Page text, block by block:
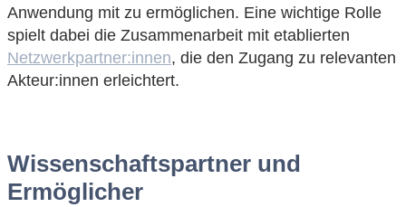
Anwendung mit zu ermöglichen. Eine wichtige Rolle
spielt dabei die Zusammenarbeit mit etablierten
Netzwerkpartner:innen, die den Zugang zu relevanten
Akteur:innen erleichtert.
Wissenschaftspartner und
Ermöglicher